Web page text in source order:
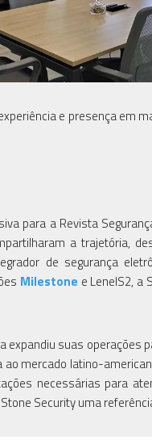
e presença em
para a Revista
a trajetória,
de segurança
Milestone e LenelS2, a
expandiu suas operações
ao mercado latino-
necessárias para
Security uma